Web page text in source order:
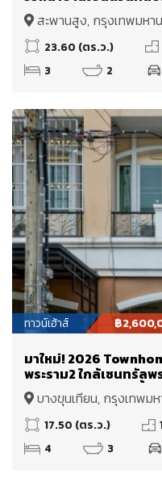
เพียง 15 นาที
สะพานสูง, กรุงเทพมหา
23.60 (ตร.ว.)
3
2
ทาวน์เฮ้าส์ ฿
มาใหม่! 2026
พระราม2 ใกล้เซนทรัลพ
เพียง :: 2.6 ล้าน เท่านั้น
บางขุนเทียน, กรุงเทพม
17.50 (ตร.ว.)
4
3